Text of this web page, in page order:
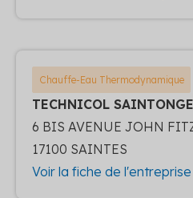
Chauffe-Eau Thermodynamique
TECHNICOL SAINTONGE
6 BIS AVENUE JOHN
17100 SAINTES
Voir la fiche de l'entreprise